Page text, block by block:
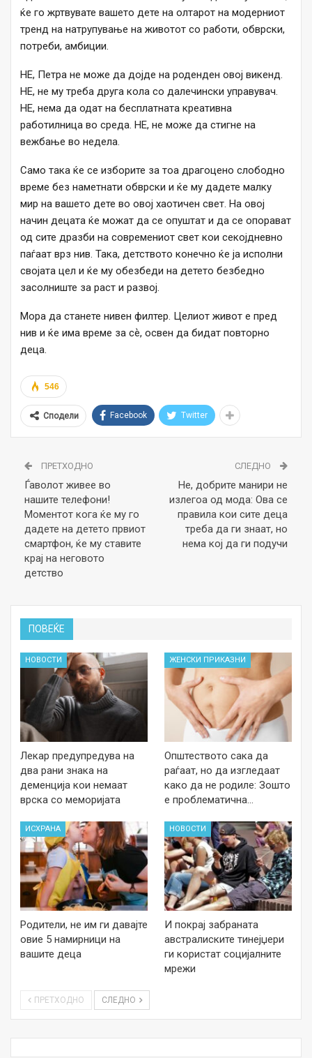
ќе го жртвувате вашето дете на олтарот на модерниот
тренд на натрупување на животот со работи, обврски,
потреби, амбиции.
НЕ, Петра не може да дојде на роденден овој викенд.
НЕ, не му треба друга кола со далечински управувач.
НЕ, нема да одат на бесплатната креативна
работилница во среда. НЕ, не може да стигне на
вежбање во недела.
Само така ќе се изборите за тоа драгоцено слободно
време без наметнати обврски и ќе му дадете малку
мир на вашето дете во овој хаотичен свет. На овој
начин децата ќе можат да се опуштат и да се опорават
од сите дразби на современиот свет кои секојдневно
паѓаат врз нив. Така, детството конечно ќе ја исполни
својата цел и ќе му обезбеди на детето безбедно
засолниште за раст и развој.
Мора да станете нивен филтер. Целиот живот е пред
нив и ќе има време за сѐ, освен да бидат повторно
деца.
546
Сподели Facebook Twitter
ПРЕТХОДНО
Ѓаволот живее во
нашите телефони!
Моментот кога ќе му го
дадете на детето првиот
смартфон, ќе му ставите
крај на неговото
детство
СЛЕДНО
Не, добрите манири не
излегоа од мода: Ова се
правила кои сите деца
треба да ги знаат, но
нема кој да ги подучи
ПОВЕЌЕ
НОВОСТИ
Лекар предупредува на
два рани знака на
деменција кои немаат
врска со меморијата
ЖЕНСКИ ПРИКАЗНИ
Општеството сака да
раѓаат, но да изгледаат
како да не родиле: Зошто
е проблематична…
ИСХРАНА
Родители, не им ги давајте
овие 5 намирници на
вашите деца
НОВОСТИ
И покрај забраната
австралиските тинејџери
ги користат социјалните
мрежи
ПРЕТХОДНО СЛЕДНО